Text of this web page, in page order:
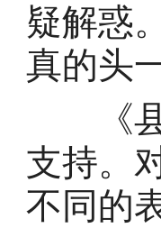
疑解惑
真的头
《县
支持。
不同的